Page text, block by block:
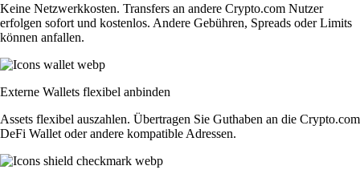
Keine Netzwerkkosten. Transfers an andere Crypto.com Nutzer
erfolgen sofort und kostenlos. Andere Gebühren, Spreads oder Limits
können anfallen.
Externe Wallets flexibel anbinden
Assets flexibel auszahlen. Übertragen Sie Guthaben an die Crypto.com
DeFi Wallet oder andere kompatible Adressen.